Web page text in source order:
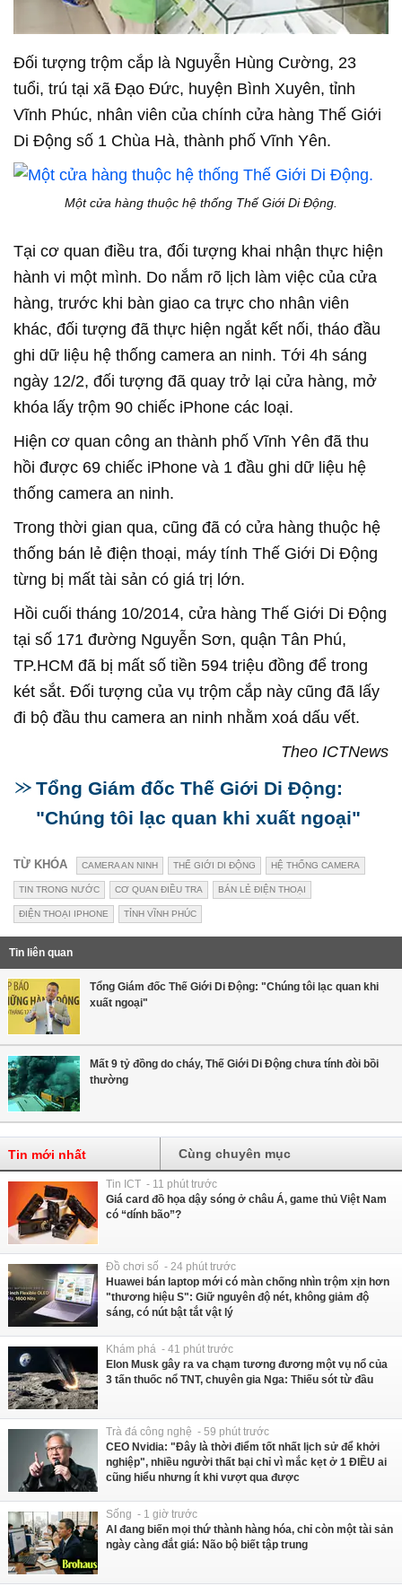
Đối tượng trộm cắp là Nguyễn Hùng Cường, 23
tuổi, trú tại xã Đạo Đức, huyện Bình Xuyên, tỉnh
Vĩnh Phúc, nhân viên của chính cửa hàng Thế Giới
Di Động số 1 Chùa Hà, thành phố Vĩnh Yên.
Một cửa hàng thuộc hệ thống Thế Giới Di Động.
Tại cơ quan điều tra, đối tượng khai nhận thực hiện
hành vi một mình. Do nắm rõ lịch làm việc của cửa
hàng, trước khi bàn giao ca trực cho nhân viên
khác, đối tượng đã thực hiện ngắt kết nối, tháo đầu
ghi dữ liệu hệ thống camera an ninh. Tới 4h sáng
ngày 12/2, đối tượng đã quay trở lại cửa hàng, mở
khóa lấy trộm 90 chiếc iPhone các loại.
Hiện cơ quan công an thành phố Vĩnh Yên đã thu
hồi được 69 chiếc iPhone và 1 đầu ghi dữ liệu hệ
thống camera an ninh.
Trong thời gian qua, cũng đã có cửa hàng thuộc hệ
thống bán lẻ điện thoại, máy tính Thế Giới Di Động
từng bị mất tài sản có giá trị lớn.
Hồi cuối tháng 10/2014, cửa hàng Thế Giới Di Động
tại số 171 đường Nguyễn Sơn, quận Tân Phú,
TP.HCM đã bị mất số tiền 594 triệu đồng để trong
két sắt. Đối tượng của vụ trộm cắp này cũng đã lấy
đi bộ đầu thu camera an ninh nhằm xoá dấu vết.
Theo ICTNews
Tổng Giám đốc Thế Giới Di Động:
"Chúng tôi lạc quan khi xuất ngoại"
TỪ KHÓA CAMERA AN NINH THẾ GIỚI DI ĐỘNG HỆ THỐNG CAMERA
TIN TRONG NƯỚC CƠ QUAN ĐIỀU TRA BÁN LẺ ĐIỆN THOẠI
ĐIỆN THOẠI IPHONE TỈNH VĨNH PHÚC
Tin liên quan
Tổng Giám đốc Thế Giới Di Động: "Chúng tôi lạc quan khi
xuất ngoại"
Mất 9 tỷ đồng do cháy, Thế Giới Di Động chưa tính đòi bồi
thường
Tin mới nhất Cùng chuyên mục
Tin ICT - 11 phút trước
Giá card đồ họa dậy sóng ở châu Á, game thủ Việt Nam
có “dính bão”?
Đồ chơi số - 24 phút trước
Huawei bán laptop mới có màn chống nhìn trộm xịn hơn
"thương hiệu S": Giữ nguyên độ nét, không giảm độ
sáng, có nút bật tắt vật lý
Khám phá - 41 phút trước
Elon Musk gây ra va chạm tương đương một vụ nổ của
3 tấn thuốc nổ TNT, chuyên gia Nga: Thiếu sót từ đầu
Trà đá công nghệ - 59 phút trước
CEO Nvidia: "Đây là thời điểm tốt nhất lịch sử để khởi
nghiệp", nhiều người thất bại chỉ vì mắc kẹt ở 1 ĐIỀU ai
cũng hiểu nhưng ít khi vượt qua được
Sống - 1 giờ trước
AI đang biến mọi thứ thành hàng hóa, chỉ còn một tài sản
ngày càng đắt giá: Não bộ biết tập trung